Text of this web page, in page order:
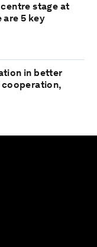
stage at
are 5 key
in better